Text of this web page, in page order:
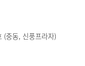
중동, 신풍프라자)